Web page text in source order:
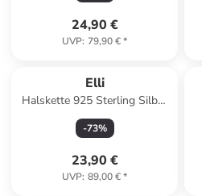
24,90 €
UVP: 79,90 €*
Elli
Halskette 925 Sterling Silber
in Silber
-73%
23,90 €
UVP: 89,00 €*